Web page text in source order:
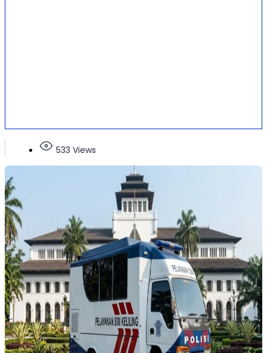
533 Views